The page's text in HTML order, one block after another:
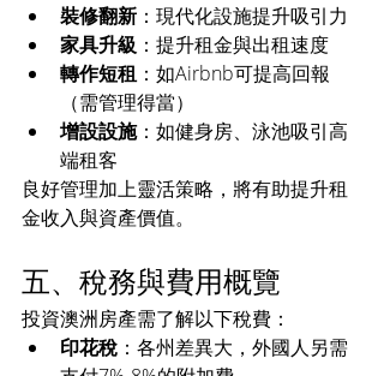
裝修翻新 ：現代化設施提升吸引力
家具升級 ：提升租金與出租速度
轉作短租 ：如Airbnb可提高回報
（需管理得當）
增設設施：如健身房、泳池吸引高
端租客
良好管理加上靈活策略，將有助提升租
金收入與資產價值。
五、稅務與費用概覽
投資澳洲房產需了解以下稅費：
印花稅 ：各州差異大，外國人另需